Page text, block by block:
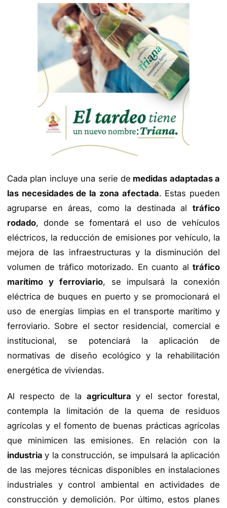
Cada plan incluye una serie de medidas adaptadas a
las necesidades de la zona afectada. Estas pueden
agruparse en áreas, como la destinada al tráfico
rodado, donde se fomentará el uso de vehículos
eléctricos, la reducción de emisiones por vehículo, la
mejora de las infraestructuras y la disminución del
volumen de tráfico motorizado. En cuanto al tráfico
marítimo y ferroviario, se impulsará la conexión
eléctrica de buques en puerto y se promocionará el
uso de energías limpias en el transporte marítimo y
ferroviario. Sobre el sector residencial, comercial e
institucional, se potenciará la aplicación de
normativas de diseño ecológico y la rehabilitación
energética de viviendas.
Al respecto de la agricultura y el sector forestal,
contempla la limitación de la quema de residuos
agrícolas y el fomento de buenas prácticas agrícolas
que minimicen las emisiones. En relación con la
industriay la construcción, se impulsará la aplicación
de las mejores técnicas disponibles en instalaciones
industriales y control ambiental en actividades de
construcción y demolición. Por último, estos planes